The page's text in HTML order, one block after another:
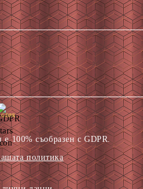
GDPR
100% съобразен с GDPR.
политика